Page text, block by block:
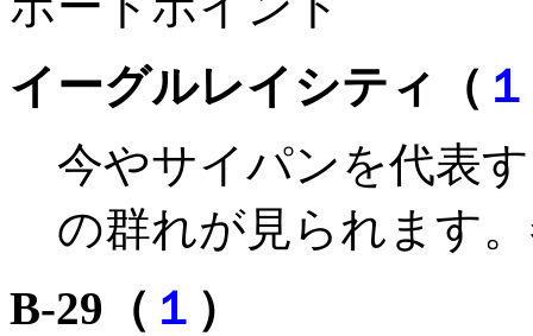
イーグルレイシティ（ １
今やサイパンを代表
の群れが見られます
B-29（ １ ）